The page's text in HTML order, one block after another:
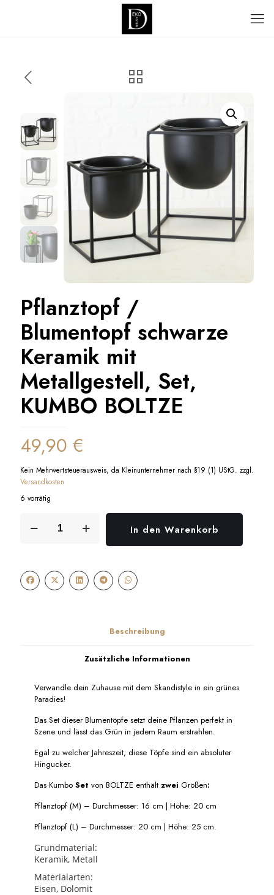
Pflanztopf /
Blumentopf schwarze
Keramik mit
Metallgestell, Set,
KUMBO BOLTZE
49,90 €
Kein Mehrwertsteuerausweis, da Kleinunternehmer nach §19 (1) UStG. zzgl.
Versandkosten
6 vorrätig
mit
Metallgestell,
In den Warenkorb
Beschreibung
Zusätzliche Informationen
Verwandle dein Zuhause mit dem Skandistyle in ein grünes
Paradies!
Das Set dieser Blumentöpfe setzt deine Pflanzen perfekt in
Szene und lässt das Grün in jedem Raum erstrahlen.
Egal zu welcher Jahreszeit, diese Töpfe sind ein absoluter
Hingucker.
Das KumboSet von BOLTZE enthältzwei Größen:
Pflanztopf (M) – Durchmesser: 16 cm | Höhe: 20 cm
Pflanztopf (L) – Durchmesser: 20 cm | Höhe: 25 cm.
Grundmaterial:
Keramik, Metall
Materialarten:
Eisen, Dolomit